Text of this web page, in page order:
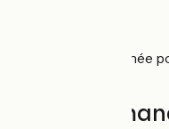
Petite route jalonnée
À ne pas